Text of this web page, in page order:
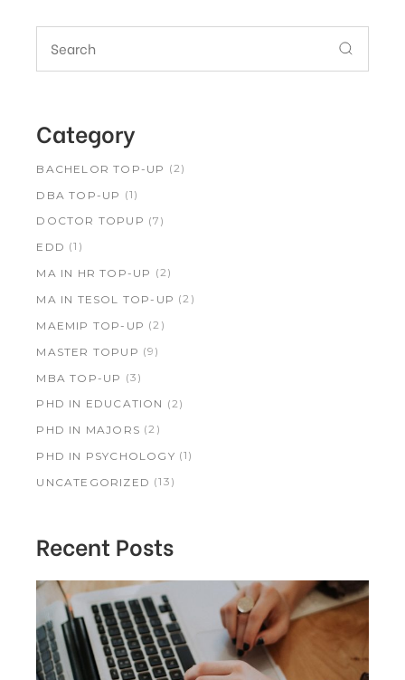
Category
BACHELOR TOP-UP (2)
DBA TOP-UP (1)
DOCTOR TOPUP (7)
EDD (1)
MA IN HR TOP-UP (2)
MA IN TESOL TOP-UP (2)
MAEMIP TOP-UP (2)
MASTER TOPUP (9)
MBA TOP-UP (3)
PHD IN EDUCATION (2)
PHD IN MAJORS (2)
PHD IN PSYCHOLOGY (1)
UNCATEGORIZED (13)
Recent Posts